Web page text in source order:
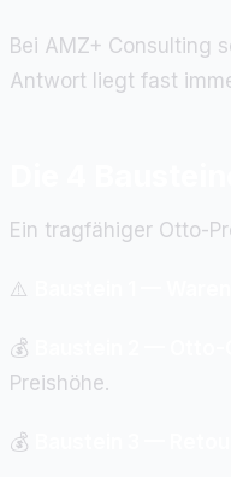
Bei AMZ+ Consulting
Antwort liegt fast
Ein tragfähiger Otto-
⚠️
💰
Preishöhe.
💰